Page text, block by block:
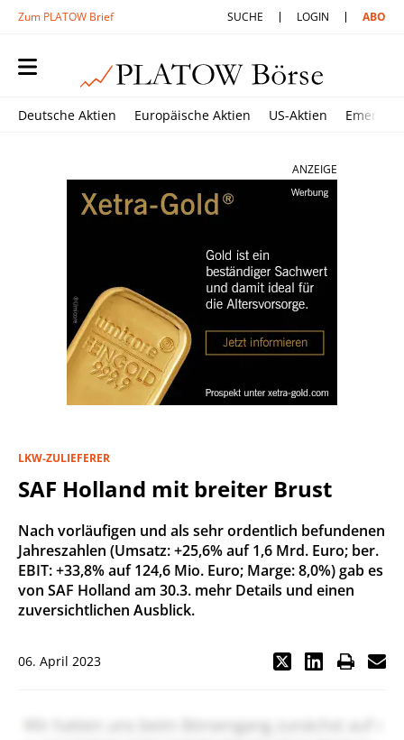
Zum PLATOW Brief SUCHE LOGIN ABO
Deutsche Aktien Europäische Aktien US-Aktien
ANZEIGE
LKW-ZULIEFERER
SAF Holland mit breiter Brust
Nach vorläufigen und als sehr ordentlich befundenen
Jahreszahlen (Umsatz: +25,6% auf 1,6 Mrd. Euro; ber.
EBIT: +33,8% auf 124,6 Mio. Euro; Marge: 8,0%) gab es
von SAF Holland am 30.3. mehr Details und einen
zuversichtlichen Ausblick.
06. April 2023